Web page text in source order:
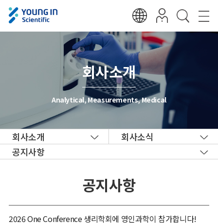
회사소개
Analytical, Measurements, Medical
회사소개
회사소식
공지사항
공지사항
2026 One Conference 생리학회에 영인과학이 참가합니다!